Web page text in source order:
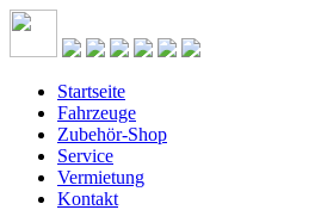
Startseite
Fahrzeuge
Zubehör-Shop
Service
Vermietung
Kontakt